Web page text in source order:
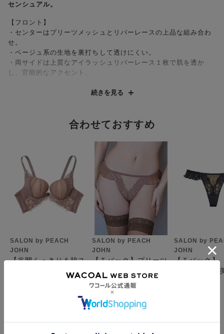
センシュアル。
【フロント】
・センターはプリーツメッシュとリバーレースの上品な組み合わ
せ。
・ベージュ系の生地を裏打ちして透けにくい。
・両サイドは上質なアイラッシュリバーレース１枚で肌を透か
し、官能的なアクセント。
かく、ラインがひびきにくい。
【クロッチ】
・表側はバックと同じマイクロファイバー生地
・肌側はコットン
【デザイン】
・高級感のあるプリーツメッシュ×アイラッシュリバーレースが
・同シリーズのソングも展開
かつての王侯貴族のドレスから現在のオートクチュールまで、
200年以上の時を経て愛されてきたレースの最高峰。世界でも限
られたメーカーでしか作れない、熟練の技が生み出す繊細な表現
で、美意識の高い人々を魅了し続けています。
【ドラマティックな日常がはじまる。-SALON by PEACH
続きを見る
合わせておすすめ
SALON by PEACH
JOHN
【谷間くっきり＆脇ス
ッキリ】ヨーロピアン
SALON by PEACH
JOHN
【Ｔバック】プリーツ
が揺れる甘美なルック
ス。ヨーロピアンコル
セッタソング ソング
¥3,000
SALON by
JOHN
【Ｔバック
ツが揺れる甘
お支払方法について